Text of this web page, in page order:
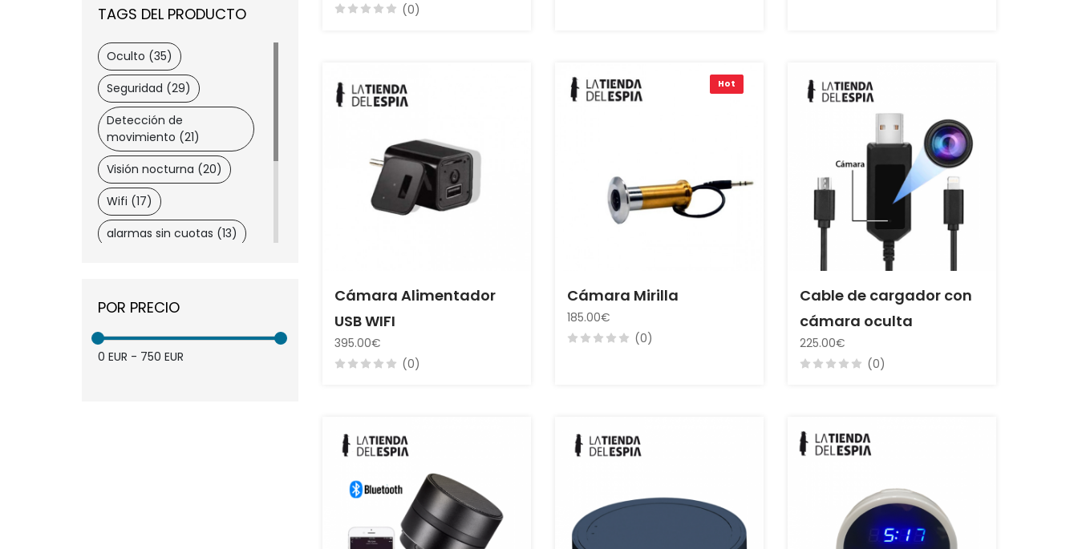
TAGS DEL PRODUCTO
Oculto (35)
Seguridad (29)
Detección de
movimiento (21)
Visión nocturna (20)
Wifi (17)
alarmas sin cuotas (13)
Packs (1)
POR PRECIO
0 EUR - 750 EUR
(0)
Cámara Alimentador
USB WIFI
395.00€
(0)
Hot
Cámara Mirilla
185.00€
(0)
Cable de cargador con
cámara oculta
225.00€
(0)